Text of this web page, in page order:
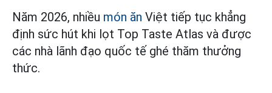
Năm 2026, nhiều món ăn Việt tiếp tục khẳng
định sức hút khi lọt Top Taste Atlas và được
các nhà lãnh đạo quốc tế ghé thăm thưởng
thức.